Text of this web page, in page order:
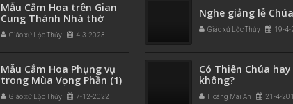
Mẫu Cắm Hoa trên Gian
Cung Thánh Nhà thờ
Giáo xứ Lộc Thủy 4-3-2023
Mẫu Cắm Hoa Phụng vụ
trong Mùa Vọng Phần (1)
Giáo xứ Lộc Thủy 7-12-2022
Nghe giảng lễ
Giáo xứ Lộc Thủy 19-4-
Có Thiên Chúa hay
không?
Hoàng Mai An 21-4-